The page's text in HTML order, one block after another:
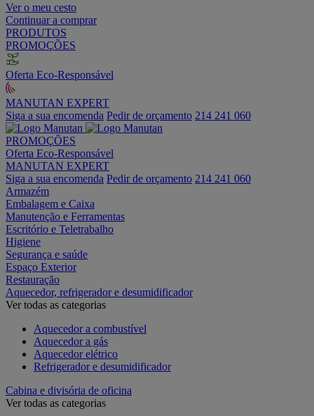
Ver o meu cesto
Continuar a comprar
PRODUTOS
PROMOÇÕES
Oferta Eco-Responsável
MANUTAN EXPERT
Siga a sua encomenda Pedir de orçamento 214 241 060
PROMOÇÕES
Oferta Eco-Responsável
MANUTAN EXPERT
Siga a sua encomenda Pedir de orçamento 214 241 060
Armazém
Embalagem e Caixa
Manutenção e Ferramentas
Escritório e Teletrabalho
Higiene
Segurança e saúde
Espaço Exterior
Restauração
Aquecedor, refrigerador e desumidificador
Ver todas as categorias
Aquecedor a combustível
Aquecedor a gás
Aquecedor elétrico
Refrigerador e desumidificador
Cabina e divisória de oficina
Ver todas as categorias